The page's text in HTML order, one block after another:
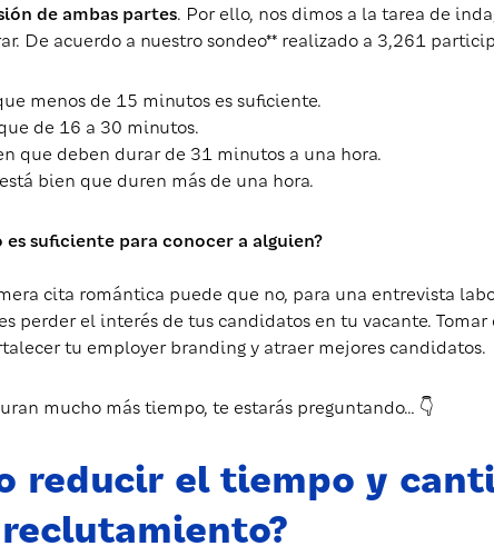
de ambas partes. Por ello, nos dimos a la tarea de
De acuerdo a nuestro sondeo** realizado a 3,261
menos de 15 minutos es suficiente.
de 16 a 30 minutos.
que deben durar de 31 minutos a una hora.
bien que duren más de una hora.
es suficiente para conocer a alguien?
cita romántica puede que no, para una entrevista
perder el interés de tus candidatos en tu vacante.
tu employer branding y atraer mejores candidatos.
mucho más tiempo, te estarás preguntando… 👇
reducir el tiempo y